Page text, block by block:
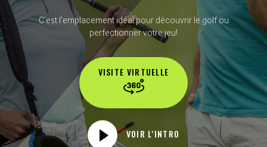
C’est l'emplacement idéal pour découvrir le golf ou
perfectionner votre jeu!
VISITE VIRTUELLE
VOIR L'INTRO